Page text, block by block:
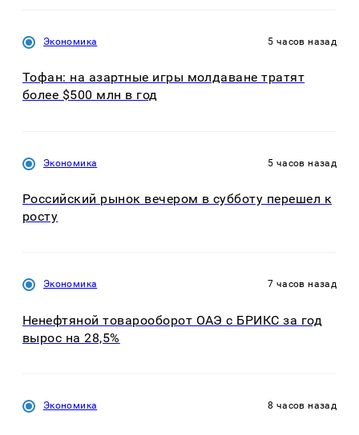
Экономика 5 часов назад
Тофан: на азартные игры молдаване тратят
более $500 млн в год
Экономика 5 часов назад
Российский рынок вечером в субботу перешел к
росту
Экономика 7 часов назад
Ненефтяной товарооборот ОАЭ с БРИКС за год
вырос на 28,5%
Экономика 8 часов назад